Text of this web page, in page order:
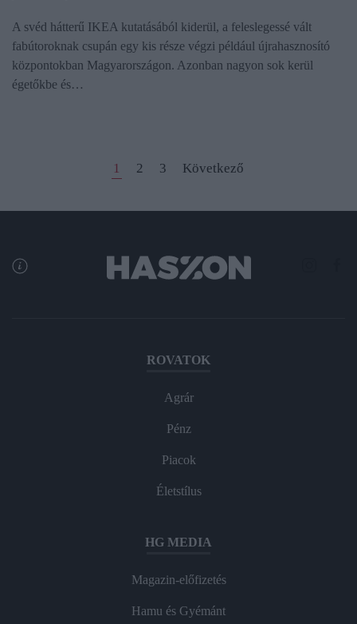
A svéd hátterű IKEA kutatásából kiderül, a feleslegessé vált
fabútoroknak csupán egy kis része végzi például újrahasznosító
központokban Magyarországon. Azonban nagyon sok kerül
égetőkbe és…
1 2 3 Következő
ROVATOK
Agrár
Pénz
Piacok
Életstílus
HG MEDIA
Magazin-előfizetés
Hamu és Gyémánt